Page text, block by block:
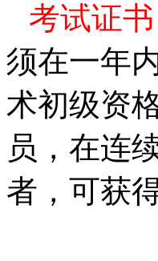
考试证书
须在一年
术初级资
员，在连
者，可获